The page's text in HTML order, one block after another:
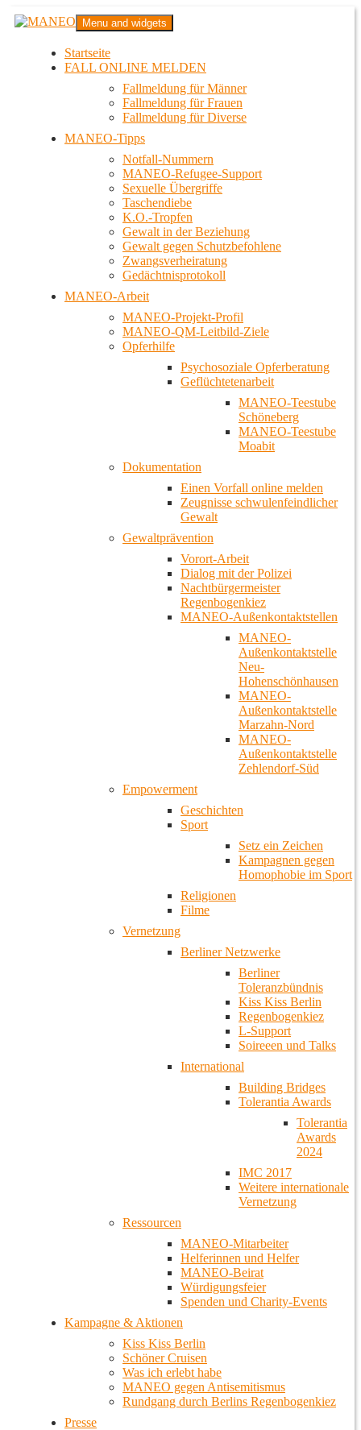
Zum
InhaltMANEO
Das schwule Anti-Gewalt-Projekt in Berlin
Menu and widgets
Startseite
FALL ONLINE MELDEN
Fallmeldung für Männer
Fallmeldung für Frauen
Fallmeldung für Diverse
MANEO-Tipps
Notfall-Nummern
MANEO-Refugee-Support
Sexuelle Übergriffe
Taschendiebe
K.O.-Tropfen
Gewalt in der Beziehung
Gewalt gegen Schutzbefohlene
Zwangsverheiratung
Gedächtnisprotokoll
MANEO-Arbeit
MANEO-Projekt-Profil
MANEO-QM-Leitbild-Ziele
Opferhilfe
Psychosoziale Opferberatung
Geflüchtetenarbeit
MANEO-Teestube
Schöneberg
MANEO-Teestube
Moabit
Dokumentation
Einen Vorfall online melden
Zeugnisse schwulenfeindlicher
Gewalt
Gewaltprävention
Vorort-Arbeit
Dialog mit der Polizei
Nachtbürgermeister
Regenbogenkiez
MANEO-Außenkontaktstellen
MANEO-
Außenkontaktstelle
Neu-
Hohenschönhausen
MANEO-
Außenkontaktstelle
Marzahn-Nord
MANEO-
Außenkontaktstelle
Zehlendorf-Süd
Empowerment
Geschichten
Sport
Setz ein Zeichen
Kampagnen gegen
Homophobie im Sport
Religionen
Filme
Vernetzung
Berliner Netzwerke
Berliner
Toleranzbündnis
Kiss Kiss Berlin
Regenbogenkiez
L-Support
Soireeen und Talks
International
Building Bridges
Tolerantia Awards
Tolerantia
Awards
2024
IMC 2017
Weitere internationale
Vernetzung
Ressourcen
MANEO-Mitarbeiter
Helferinnen und Helfer
MANEO-Beirat
Würdigungsfeier
Spenden und Charity-Events
Kampagne & Aktionen
Kiss Kiss Berlin
Schöner Cruisen
Was ich erlebt habe
MANEO gegen Antisemitismus
Rundgang durch Berlins Regenbogenkiez
Presse